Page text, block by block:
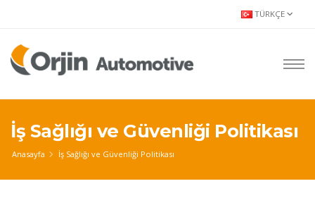
TÜRKÇE
İş Sağlığı ve Güvenliği Politikası
Anasayfa İş Sağlığı ve Güvenliği Politikası